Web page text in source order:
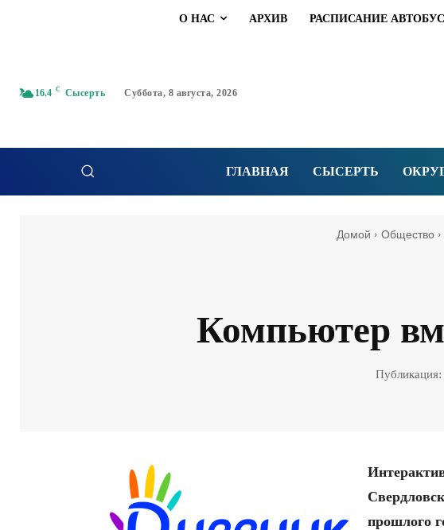
О НАС АРХИВ РАСПИСАНИЕ
16.4 C Сысерть Суббота, 8 августа, 2026
ГЛАВНАЯ СЫСЕРТЬ
Домой Общество
Компьютер
Публикация:
прошлого